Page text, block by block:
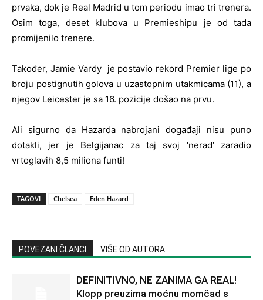
prvaka, dok je Real Madrid u tom periodu imao tri trenera.
Osim toga, deset klubova u Premieshipu je od tada
promijenilo trenere.
Također, Jamie Vardy je postavio rekord Premier lige po
broju postignutih golova u uzastopnim utakmicama (11), a
njegov Leicester je sa 16. pozicije došao na prvu.
Ali sigurno da Hazarda nabrojani događaji nisu puno
dotakli, jer je Belgijanac za taj svoj ‘nerad’ zaradio
vrtoglavih 8,5 miliona funti!
TAGOVI Chelsea Eden Hazard
POVEZANI ČLANCI VIŠE OD AUTORA
DEFINITIVNO, NE ZANIMA GA REAL!
Klopp preuzima moćnu momčad s